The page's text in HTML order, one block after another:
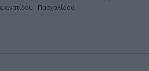
- Πασχαλίδου.